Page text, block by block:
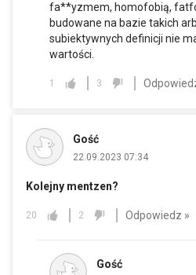
fa**yzmem, homofobią,
budowane na bazie takich
subiektywnych definicji nie
wartości.
1 3
Gość
22.09.2023 07:34
Kolejny mentzen?
20 2 Odpowiedz »
Gość